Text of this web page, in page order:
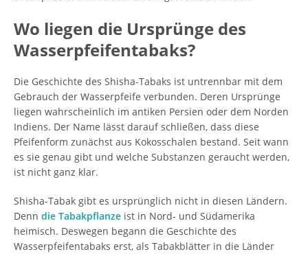
Wo liegen die Ursprünge des
Wasserpfeifentabaks?
Die Geschichte des Shisha-Tabaks ist untrennbar mit dem
Gebrauch der Wasserpfeife verbunden. Deren Ursprünge
liegen wahrscheinlich im antiken Persien oder dem Norden
Indiens. Der Name lässt darauf schließen, dass diese
Pfeifenform zunächst aus Kokosschalen bestand. Seit wann
es sie genau gibt und welche Substanzen geraucht werden,
ist nicht ganz klar.
Shisha-Tabak gibt es ursprünglich nicht in diesen Ländern.
Denn die Tabakpflanze ist in Nord- und Südamerika
heimisch. Deswegen begann die Geschichte des
Wasserpfeifentabaks erst, als Tabakblätter in die Länder